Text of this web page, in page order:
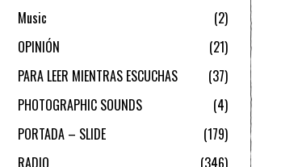
Music
2
OPINIÓN
21
PARA LEER MIENTRAS ESCUCHAS
37
PHOTOGRAPHIC SOUNDS
4
PORTADA – SLIDE
179